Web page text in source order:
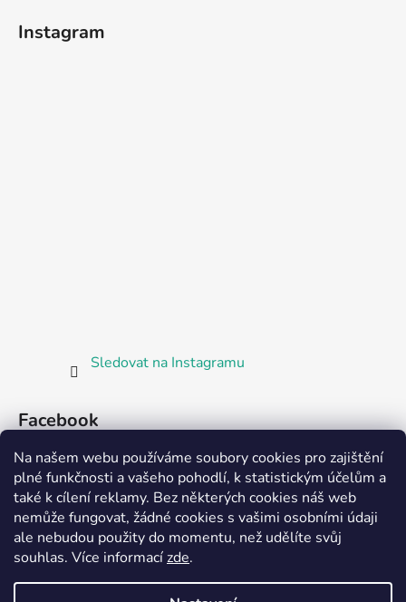
Na našem webu používáme soubory cookies pro zajištění
plné funkčnosti a vašeho pohodlí, k statistickým účelům a
také k cílení reklamy. Bez některých cookies náš web
nemůže fungovat, žádné cookies s vašimi osobními údaji
ale nebudou použity do momentu, než udělíte svůj
souhlas. Více informacízde.
Instagram
Sledovat na Instagramu
Facebook
Partnerská prodejna Barefoot Plzeň